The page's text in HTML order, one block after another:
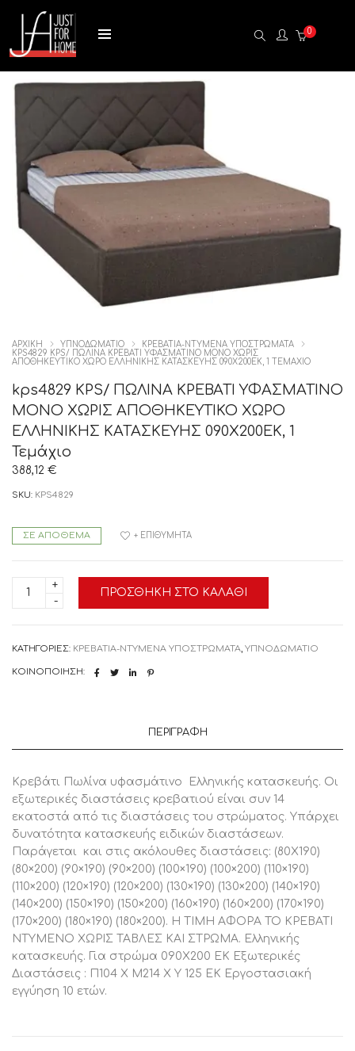
0
ΑΡΧΙΚΉ ΥΠΝΟΔΩΜΑΤΙΟ
ΚΡΕΒΑΤΙΑ-ΝΤΥΜΕΝΑ ΥΠΟΣΤΡΩΜΑΤΑ
KPS4829 KPS/ ΠΩΛΙΝΑ ΚΡΕΒΑΤΙ ΥΦΑΣΜΑΤΙΝΟ ΜΟΝΟ ΧΩΡΙΣ
ΑΠΟΘΗΚΕΥΤΙΚΟ ΧΩΡΟ ΕΛΛΗΝΙΚΗΣ ΚΑΤΑΣΚΕΥΗΣ 090Χ200ΕΚ, 1 ΤΕΜΆΧΙΟ
kps4829 KPS/ ΠΩΛΙΝΑ ΚΡΕΒΑΤΙ ΥΦΑΣΜΑΤΙΝΟ
ΜΟΝΟ ΧΩΡΙΣ ΑΠΟΘΗΚΕΥΤΙΚΟ ΧΩΡΟ
ΕΛΛΗΝΙΚΗΣ ΚΑΤΑΣΚΕΥΗΣ 090Χ200ΕΚ, 1
Τεμάχιο
388,12 €
SKU: KPS4829
ΣΕ ΑΠΌΘΕΜΑ
kps4829
KPS/
ΧΩΡΙΣ
ΑΠΟΘΗΚΕΥΤΙΚΟ
ΧΩΡΟ
ποσότητα
ΠΡΟΣΘΉΚΗ ΣΤΟ ΚΑΛΆΘΙ
+ ΕΠΙΘΥΜΗΤΆ
ΚΑΤΗΓΟΡΊΕΣ: ΚΡΕΒΑΤΙΑ-ΝΤΥΜΕΝΑ ΥΠΟΣΤΡΩΜΑΤΑ, ΥΠΝΟΔΩΜΑΤΙΟ
ΚΟΙΝΟΠΟΊΗΣΗ:
ΠΕΡΙΓΡΑΦΉ
Κρεβάτι Πωλίνα υφασμάτινο Ελληνικής κατασκευής. Οι
εξωτερικές διαστάσεις κρεβατιού είναι συν 14
εκατοστά από τις διαστάσεις του στρώματος. Υπάρχει
δυνατότητα κατασκευής ειδικών διαστάσεων.
Παράγεται και στις ακόλουθες διαστάσεις: (80X190)
(80×200) (90×190) (90×200) (100×190) (100×200) (110×190)
(110×200) (120×190) (120×200) (130×190) (130×200) (140×190)
(140×200) (150×190) (150×200) (160×190) (160×200) (170×190)
(170×200) (180×190) (180×200). Η ΤΙΜΗ ΑΦΟΡΑ ΤΟ ΚΡΕΒΑΤΙ
ΝΤΥΜΕΝΟ XΩΡΙΣ ΤΑΒΛΕΣ ΚΑΙ ΣΤΡΩΜΑ. Ελληνικής
κατασκευής. Για στρώμα 090Χ200 ΕΚ Εξωτερικές
Διαστάσεις : Π104 Χ Μ214 Χ Υ 125 ΕΚ Εργοστασιακή
εγγύηση 10 ετών.